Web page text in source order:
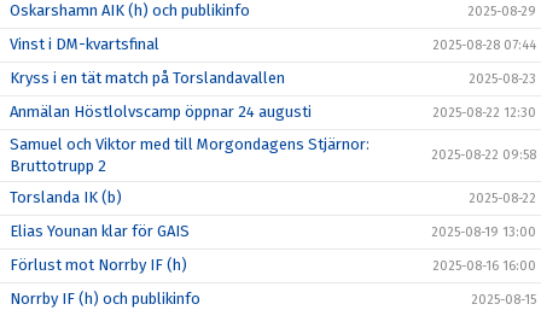
Oskarshamn AIK (h) och publikinfo 2025-08-29
Vinst i DM-kvartsfinal 2025-08-28 07:44
Kryss i en tät match på Torslandavallen 2025-08-23
Anmälan Höstlolvscamp öppnar 24 augusti 2025-08-22 12:30
Samuel och Viktor med till Morgondagens Stjärnor:
Bruttotrupp 2
2025-08-22 09:58
Torslanda IK (b) 2025-08-22
Elias Younan klar för GAIS 2025-08-19 13:00
Förlust mot Norrby IF (h) 2025-08-16 16:00
Norrby IF (h) och publikinfo 2025-08-15